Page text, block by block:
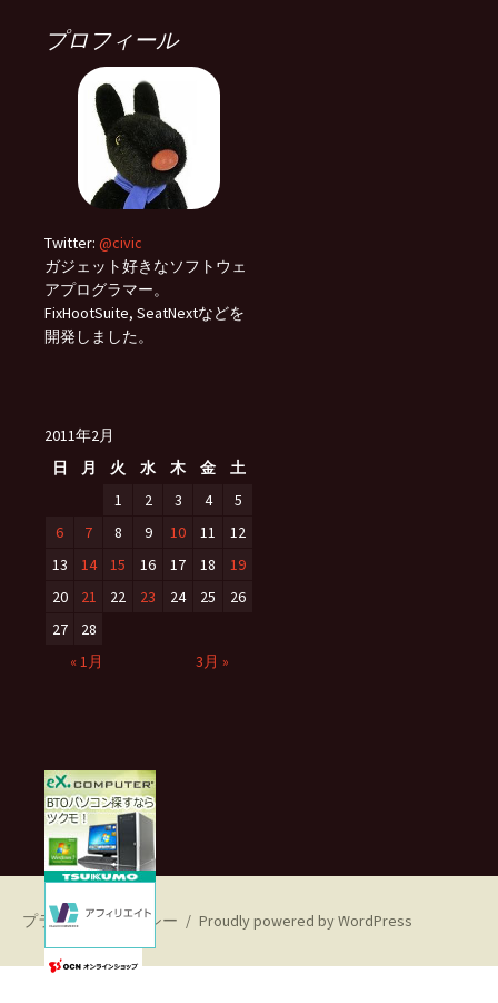
プロフィール
Twitter: @civic
ガジェット好きなソフトウェ
アプログラマー。
FixHootSuite, SeatNextなどを
開発しました。
2011年2月
日
月 火 水 木 金
土
1
2 3 4
5
6
7 8 9 10 11
12
13
14 15 16 17 18
19
20
21 22 23 24 25
26
27
28
« 1月
3月 »
プライバシーポリシー Proudly powered by WordPress